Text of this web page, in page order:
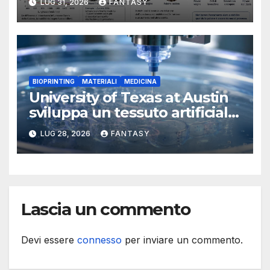
LUG 31, 2026 FANTASY
BIOPRINTING MATERIALI MEDICINA
University of Texas at Austin
sviluppa un tessuto artificiale
stampabile in 3D che imita le
membrane dei tessuti
LUG 28, 2026 FANTASY
Lascia un commento
Devi essere connesso per inviare un commento.